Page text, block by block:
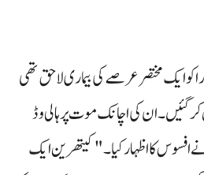
کو ایک مختصر عرصے کی بیماری لاحق تھی
گئیں۔ ان کی اچانک موت پر ہالی وڈ
افسوس کا اظہار کیا۔ "کیتھرین ایک